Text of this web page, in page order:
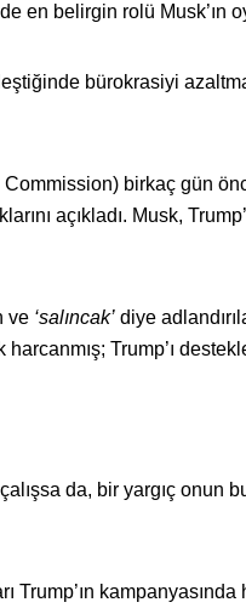
en belirgin rolü Musk’ın
bürokrasiyi
birkaç gün
açıkladı. Musk,
ve ‘salıncak’ diye
Trump’ı
da, bir yargıç onun
Trump’ın